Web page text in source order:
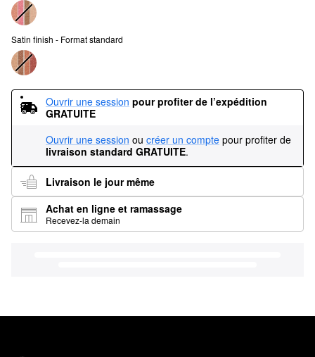
Satin finish - Format standard
Ouvrir une session pour profiter de l’expédition
GRATUITE
Ouvrir une session ou créer un compte pour profiter de
livraison standard GRATUITE.
Livraison le jour même
Achat en ligne et ramassage
Recevez-la demain